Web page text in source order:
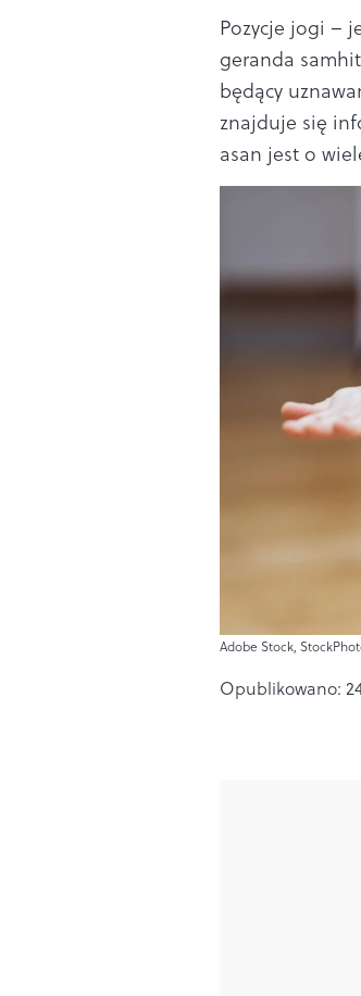
Pozycje jogi –
geranda
będący
znajduje się
asan jest o
Adobe Stock,
Opublikowano: